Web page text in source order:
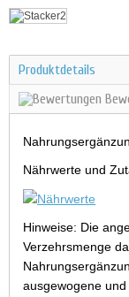
Produktdetails
Nährwerte und
Hinweise: Die
Verzehrsmenge
ausgewogene